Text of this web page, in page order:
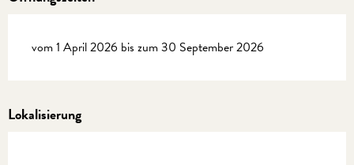
vom 1 April 2026 bis zum 30 September 2026
Lokalisierung